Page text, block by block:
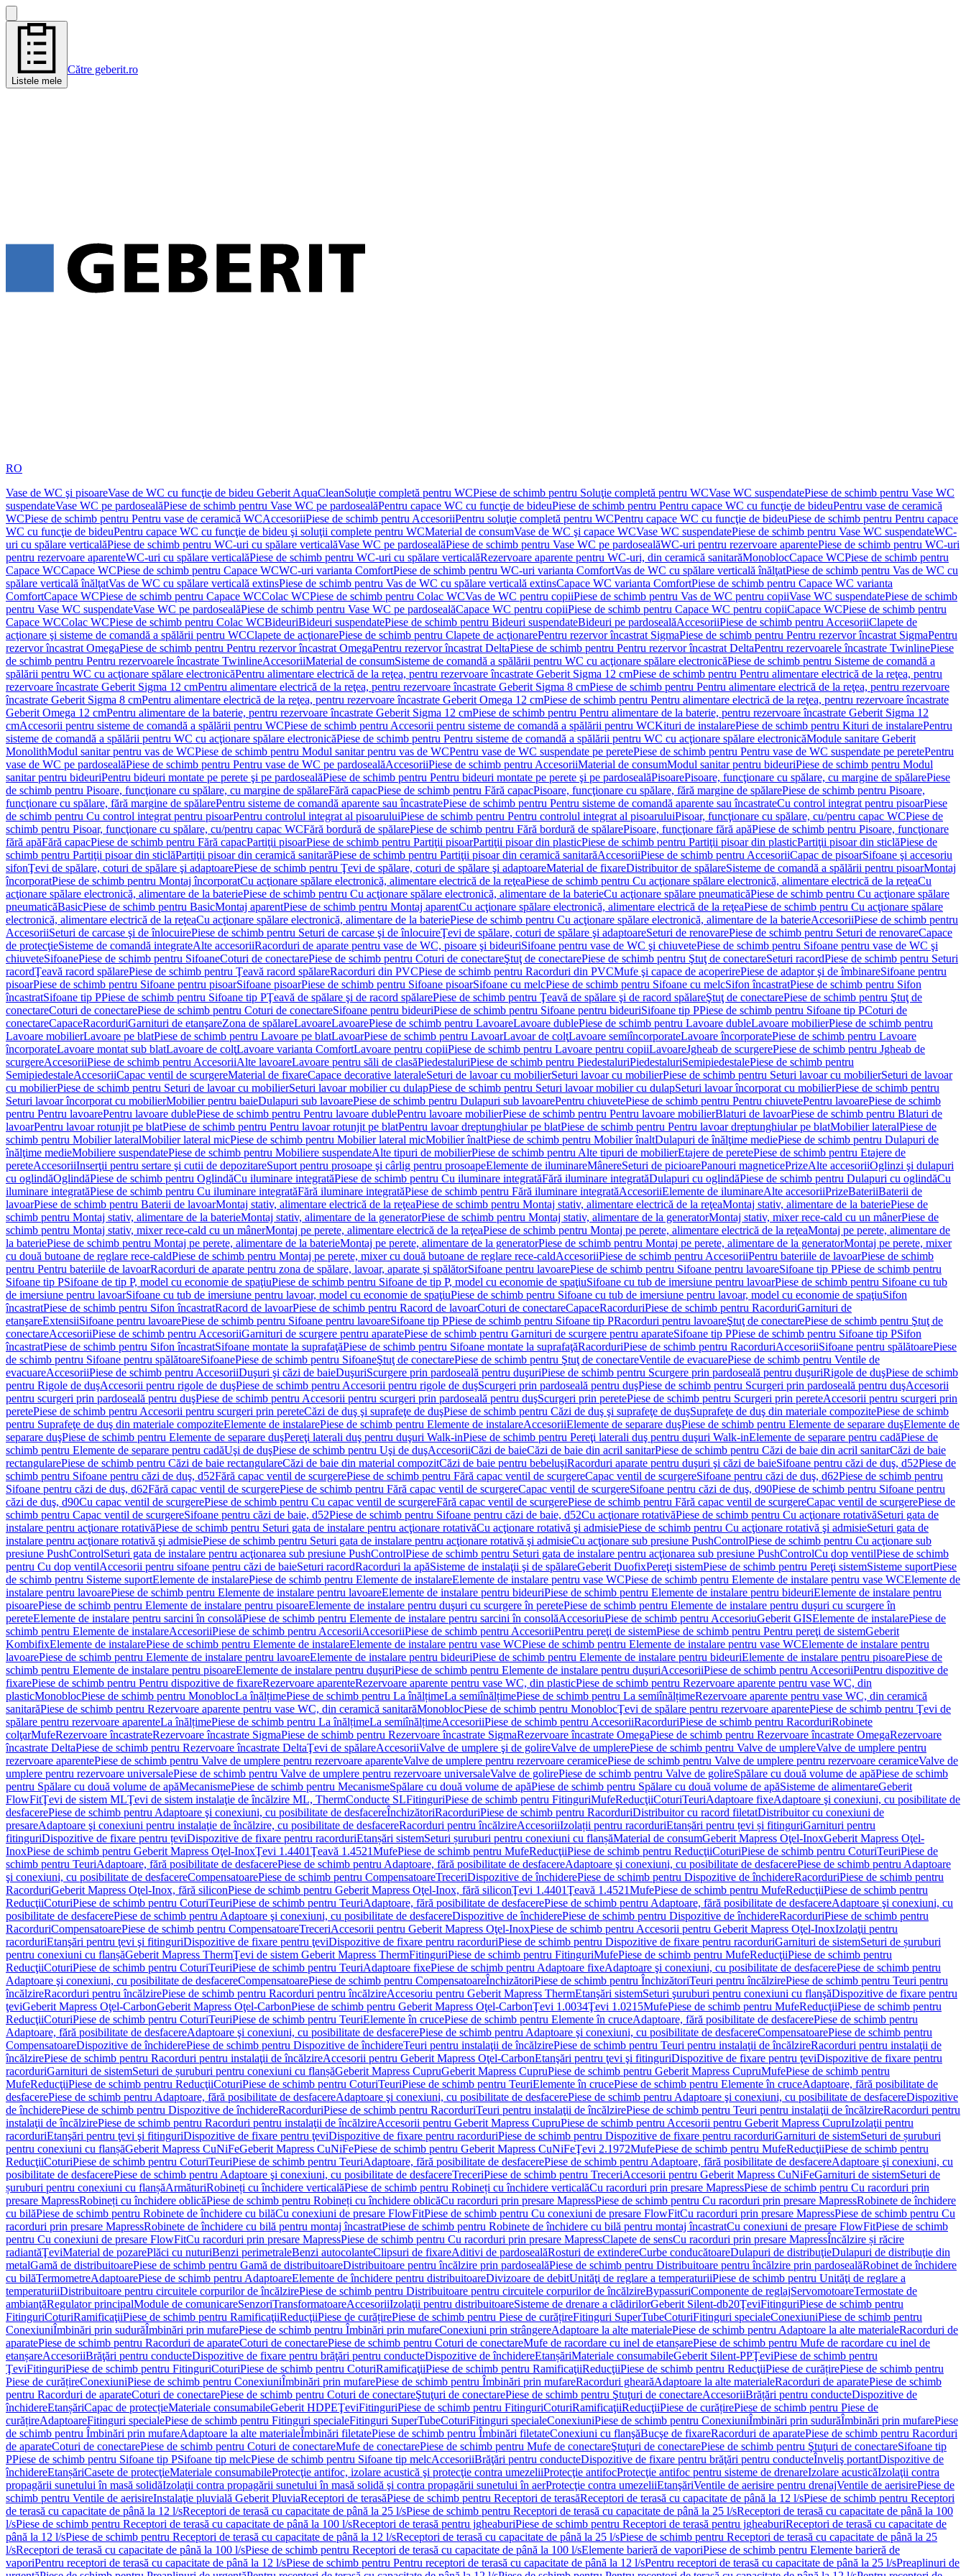
Listele mele
Către geberit.ro
RO
Vase de WC şi pisoareVase de WC cu funcţie de bideu Geberit AquaCleanSoluţie completă pentru WCPiese de schimb pentru Soluţie completă pentru WCVase WC suspendatePiese de schimb pentru Vase WC
suspendateVase WC pe pardosealăPiese de schimb pentru Vase WC pe pardosealăPentru capace WC cu funcţie de bideuPiese de schimb pentru Pentru capace WC cu funcţie de bideuPentru vase de ceramică
WCPiese de schimb pentru Pentru vase de ceramică WCAccesoriiPiese de schimb pentru AccesoriiPentru soluţie completă pentru WCPentru capace WC cu funcţie de bideuPiese de schimb pentru Pentru capace
WC cu funcţie de bideuPentru capace WC cu funcţie de bideu şi soluţii complete pentru WCMaterial de consumVase de WC şi capace WCVase WC suspendatePiese de schimb pentru Vase WC suspendateWC-
uri cu spălare verticalăPiese de schimb pentru WC-uri cu spălare verticalăVase WC pe pardosealăPiese de schimb pentru Vase WC pe pardosealăWC-uri pentru rezervoare aparentePiese de schimb pentru WC-uri
pentru rezervoare aparenteWC-uri cu spălare verticalăPiese de schimb pentru WC-uri cu spălare verticalăRezervoare aparente pentru WC-uri, din ceramică sanitarăMonoblocCapace WCPiese de schimb pentru
Capace WCCapace WCPiese de schimb pentru Capace WCWC-uri varianta ComfortPiese de schimb pentru WC-uri varianta ComfortVas de WC cu spălare verticală înălţatPiese de schimb pentru Vas de WC cu
spălare verticală înălţatVas de WC cu spălare verticală extinsPiese de schimb pentru Vas de WC cu spălare verticală extinsCapace WC varianta ComfortPiese de schimb pentru Capace WC varianta
ComfortCapace WCPiese de schimb pentru Capace WCColac WCPiese de schimb pentru Colac WCVas de WC pentru copiiPiese de schimb pentru Vas de WC pentru copiiVase WC suspendatePiese de schimb
pentru Vase WC suspendateVase WC pe pardosealăPiese de schimb pentru Vase WC pe pardosealăCapace WC pentru copiiPiese de schimb pentru Capace WC pentru copiiCapace WCPiese de schimb pentru
Capace WCColac WCPiese de schimb pentru Colac WCBideuriBideuri suspendatePiese de schimb pentru Bideuri suspendateBideuri pe pardosealăAccesoriiPiese de schimb pentru AccesoriiClapete de
acţionare şi sisteme de comandă a spălării pentru WCClapete de acţionarePiese de schimb pentru Clapete de acţionarePentru rezervor încastrat SigmaPiese de schimb pentru Pentru rezervor încastrat SigmaPentru
rezervor încastrat OmegaPiese de schimb pentru Pentru rezervor încastrat OmegaPentru rezervor încastrat DeltaPiese de schimb pentru Pentru rezervor încastrat DeltaPentru rezervoarele încastrate TwinlinePiese
de schimb pentru Pentru rezervoarele încastrate TwinlineAccesoriiMaterial de consumSisteme de comandă a spălării pentru WC cu acţionare spălare electronicăPiese de schimb pentru Sisteme de comandă a
spălării pentru WC cu acţionare spălare electronicăPentru alimentare electrică de la reţea, pentru rezervoare încastrate Geberit Sigma 12 cmPiese de schimb pentru Pentru alimentare electrică de la reţea, pentru
rezervoare încastrate Geberit Sigma 12 cmPentru alimentare electrică de la reţea, pentru rezervoare încastrate Geberit Sigma 8 cmPiese de schimb pentru Pentru alimentare electrică de la reţea, pentru rezervoare
încastrate Geberit Sigma 8 cmPentru alimentare electrică de la reţea, pentru rezervoare încastrate Geberit Omega 12 cmPiese de schimb pentru Pentru alimentare electrică de la reţea, pentru rezervoare încastrate
Geberit Omega 12 cmPentru alimentare de la baterie, pentru rezervoare încastrate Geberit Sigma 12 cmPiese de schimb pentru Pentru alimentare de la baterie, pentru rezervoare încastrate Geberit Sigma 12
cmAccesorii pentru sisteme de comandă a spălării pentru WCPiese de schimb pentru Accesorii pentru sisteme de comandă a spălării pentru WCKituri de instalarePiese de schimb pentru Kituri de instalarePentru
sisteme de comandă a spălării pentru WC cu acţionare spălare electronicăPiese de schimb pentru Pentru sisteme de comandă a spălării pentru WC cu acţionare spălare electronicăModule sanitare Geberit
MonolithModul sanitar pentru vas de WCPiese de schimb pentru Modul sanitar pentru vas de WCPentru vase de WC suspendate pe peretePiese de schimb pentru Pentru vase de WC suspendate pe peretePentru
vase de WC pe pardosealăPiese de schimb pentru Pentru vase de WC pe pardosealăAccesoriiPiese de schimb pentru AccesoriiMaterial de consumModul sanitar pentru bideuriPiese de schimb pentru Modul
sanitar pentru bideuriPentru bideuri montate pe perete şi pe pardosealăPiese de schimb pentru Pentru bideuri montate pe perete şi pe pardosealăPisoarePisoare, funcţionare cu spălare, cu margine de spălarePiese
de schimb pentru Pisoare, funcţionare cu spălare, cu margine de spălareFără capacPiese de schimb pentru Fără capacPisoare, funcţionare cu spălare, fără margine de spălarePiese de schimb pentru Pisoare,
funcţionare cu spălare, fără margine de spălarePentru sisteme de comandă aparente sau încastratePiese de schimb pentru Pentru sisteme de comandă aparente sau încastrateCu control integrat pentru pisoarPiese
de schimb pentru Cu control integrat pentru pisoarPentru controlul integrat al pisoaruluiPiese de schimb pentru Pentru controlul integrat al pisoaruluiPisoar, funcţionare cu spălare, cu/pentru capac WCPiese de
schimb pentru Pisoar, funcţionare cu spălare, cu/pentru capac WCFără bordură de spălarePiese de schimb pentru Fără bordură de spălarePisoare, funcţionare fără apăPiese de schimb pentru Pisoare, funcţionare
fără apăFără capacPiese de schimb pentru Fără capacPartiţii pisoarPiese de schimb pentru Partiţii pisoarPartiţii pisoar din plasticPiese de schimb pentru Partiţii pisoar din plasticPartiţii pisoar din sticlăPiese de
schimb pentru Partiţii pisoar din sticlăPartiţii pisoar din ceramică sanitarăPiese de schimb pentru Partiţii pisoar din ceramică sanitarăAccesoriiPiese de schimb pentru AccesoriiCapac de pisoarSifoane şi accesoriu
sifonŢevi de spălare, coturi de spălare şi adaptoarePiese de schimb pentru Ţevi de spălare, coturi de spălare şi adaptoareMaterial de fixareDistribuitor de spălareSisteme de comandă a spălării pentru pisoarMontaj
încorporatPiese de schimb pentru Montaj încorporatCu acţionare spălare electronică, alimentare electrică de la reţeaPiese de schimb pentru Cu acţionare spălare electronică, alimentare electrică de la reţeaCu
acţionare spălare electronică, alimentare de la bateriePiese de schimb pentru Cu acţionare spălare electronică, alimentare de la baterieCu acţionare spălare pneumaticăPiese de schimb pentru Cu acţionare spălare
pneumaticăBasicPiese de schimb pentru BasicMontaj aparentPiese de schimb pentru Montaj aparentCu acţionare spălare electronică, alimentare electrică de la reţeaPiese de schimb pentru Cu acţionare spălare
electronică, alimentare electrică de la reţeaCu acţionare spălare electronică, alimentare de la bateriePiese de schimb pentru Cu acţionare spălare electronică, alimentare de la baterieAccesoriiPiese de schimb pentru
AccesoriiSeturi de carcase şi de înlocuirePiese de schimb pentru Seturi de carcase şi de înlocuireŢevi de spălare, coturi de spălare şi adaptoareSeturi de renovarePiese de schimb pentru Seturi de renovareCapace
de protecţieSisteme de comandă integrateAlte accesoriiRacorduri de aparate pentru vase de WC, pisoare şi bideuriSifoane pentru vase de WC şi chiuvetePiese de schimb pentru Sifoane pentru vase de WC şi
chiuveteSifoanePiese de schimb pentru SifoaneCoturi de conectarePiese de schimb pentru Coturi de conectareŞtuţ de conectarePiese de schimb pentru Ştuţ de conectareSeturi racordPiese de schimb pentru Seturi
racordŢeavă racord spălarePiese de schimb pentru Ţeavă racord spălareRacorduri din PVCPiese de schimb pentru Racorduri din PVCMufe şi capace de acoperirePiese de adaptor şi de îmbinareSifoane pentru
pisoarPiese de schimb pentru Sifoane pentru pisoarSifoane pisoarPiese de schimb pentru Sifoane pisoarSifoane cu melcPiese de schimb pentru Sifoane cu melcSifon încastratPiese de schimb pentru Sifon
încastratSifoane tip PPiese de schimb pentru Sifoane tip PŢeavă de spălare şi de racord spălarePiese de schimb pentru Ţeavă de spălare şi de racord spălareŞtuţ de conectarePiese de schimb pentru Ştuţ de
conectareCoturi de conectarePiese de schimb pentru Coturi de conectareSifoane pentru bideuriPiese de schimb pentru Sifoane pentru bideuriSifoane tip PPiese de schimb pentru Sifoane tip PCoturi de
conectareCapaceRacorduriGarnituri de etanşareZona de spălareLavoareLavoarePiese de schimb pentru LavoareLavoare dublePiese de schimb pentru Lavoare dubleLavoare mobilierPiese de schimb pentru
Lavoare mobilierLavoare pe blatPiese de schimb pentru Lavoare pe blatLavoarPiese de schimb pentru LavoarLavoar de colţLavoare semiîncorporateLavoare încorporatePiese de schimb pentru Lavoare
încorporateLavoare montat sub blatLavoare de colţLavoare varianta ComfortLavoare pentru copiiPiese de schimb pentru Lavoare pentru copiiLavoareJgheab de scurgerePiese de schimb pentru Jgheab de
scurgereAccesoriiPiese de schimb pentru AccesoriiAlte lavoareLavoare pentru săli de clasăPiedestaluriPiese de schimb pentru PiedestaluriPiedestaluriSemipiedestalePiese de schimb pentru
SemipiedestaleAccesoriiCapac ventil de scurgereMaterial de fixareCapace decorative lateraleSeturi de lavoar cu mobilierSeturi lavoar cu mobilierPiese de schimb pentru Seturi lavoar cu mobilierSeturi de lavoar
cu mobilierPiese de schimb pentru Seturi de lavoar cu mobilierSeturi lavoar mobilier cu dulapPiese de schimb pentru Seturi lavoar mobilier cu dulapSeturi lavoar încorporat cu mobilierPiese de schimb pentru
Seturi lavoar încorporat cu mobilierMobilier pentru baieDulapuri sub lavoarePiese de schimb pentru Dulapuri sub lavoarePentru chiuvetePiese de schimb pentru Pentru chiuvetePentru lavoarePiese de schimb
pentru Pentru lavoarePentru lavoare dublePiese de schimb pentru Pentru lavoare dublePentru lavoare mobilierPiese de schimb pentru Pentru lavoare mobilierBlaturi de lavoarPiese de schimb pentru Blaturi de
lavoarPentru lavoar rotunjit pe blatPiese de schimb pentru Pentru lavoar rotunjit pe blatPentru lavoar dreptunghiular pe blatPiese de schimb pentru Pentru lavoar dreptunghiular pe blatMobilier lateralPiese de
schimb pentru Mobilier lateralMobilier lateral micPiese de schimb pentru Mobilier lateral micMobilier înaltPiese de schimb pentru Mobilier înaltDulapuri de înălţime mediePiese de schimb pentru Dulapuri de
înălţime medieMobiliere suspendatePiese de schimb pentru Mobiliere suspendateAlte tipuri de mobilierPiese de schimb pentru Alte tipuri de mobilierEtajere de peretePiese de schimb pentru Etajere de
pereteAccesoriiInserţii pentru sertare şi cutii de depozitareSuport pentru prosoape şi cârlig pentru prosoapeElemente de iluminareMânereSeturi de picioarePanouri magneticePrizeAlte accesoriiOglinzi şi dulapuri
cu oglindăOglindăPiese de schimb pentru OglindăCu iluminare integratăPiese de schimb pentru Cu iluminare integratăFără iluminare integratăDulapuri cu oglindăPiese de schimb pentru Dulapuri cu oglindăCu
iluminare integratăPiese de schimb pentru Cu iluminare integratăFără iluminare integratăPiese de schimb pentru Fără iluminare integratăAccesoriiElemente de iluminareAlte accesoriiPrizeBateriiBaterii de
lavoarPiese de schimb pentru Baterii de lavoarMontaj stativ, alimentare electrică de la reţeaPiese de schimb pentru Montaj stativ, alimentare electrică de la reţeaMontaj stativ, alimentare de la bateriePiese de
schimb pentru Montaj stativ, alimentare de la baterieMontaj stativ, alimentare de la generatorPiese de schimb pentru Montaj stativ, alimentare de la generatorMontaj stativ, mixer rece-cald cu un mânerPiese de
schimb pentru Montaj stativ, mixer rece-cald cu un mânerMontaj pe perete, alimentare electrică de la reţeaPiese de schimb pentru Montaj pe perete, alimentare electrică de la reţeaMontaj pe perete, alimentare de
la bateriePiese de schimb pentru Montaj pe perete, alimentare de la baterieMontaj pe perete, alimentare de la generatorPiese de schimb pentru Montaj pe perete, alimentare de la generatorMontaj pe perete, mixer
cu două butoane de reglare rece-caldPiese de schimb pentru Montaj pe perete, mixer cu două butoane de reglare rece-caldAccesoriiPiese de schimb pentru AccesoriiPentru bateriile de lavoarPiese de schimb
pentru Pentru bateriile de lavoarRacorduri de aparate pentru zona de spălare, lavoar, aparate şi spălătorSifoane pentru lavoarePiese de schimb pentru Sifoane pentru lavoareSifoane tip PPiese de schimb pentru
Sifoane tip PSifoane de tip P, model cu economie de spaţiuPiese de schimb pentru Sifoane de tip P, model cu economie de spaţiuSifoane cu tub de imersiune pentru lavoarPiese de schimb pentru Sifoane cu tub
de imersiune pentru lavoarSifoane cu tub de imersiune pentru lavoar, model cu economie de spaţiuPiese de schimb pentru Sifoane cu tub de imersiune pentru lavoar, model cu economie de spaţiuSifon
încastratPiese de schimb pentru Sifon încastratRacord de lavoarPiese de schimb pentru Racord de lavoarCoturi de conectareCapaceRacorduriPiese de schimb pentru RacorduriGarnituri de
etanşareExtensiiSifoane pentru lavoarePiese de schimb pentru Sifoane pentru lavoareSifoane tip PPiese de schimb pentru Sifoane tip PRacorduri pentru lavoareŞtuţ de conectarePiese de schimb pentru Ştuţ de
conectareAccesoriiPiese de schimb pentru AccesoriiGarnituri de scurgere pentru aparatePiese de schimb pentru Garnituri de scurgere pentru aparateSifoane tip PPiese de schimb pentru Sifoane tip PSifon
încastratPiese de schimb pentru Sifon încastratSifoane montate la suprafaţăPiese de schimb pentru Sifoane montate la suprafaţăRacorduriPiese de schimb pentru RacorduriAccesoriiSifoane pentru spălătoarePiese
de schimb pentru Sifoane pentru spălătoareSifoanePiese de schimb pentru SifoaneŞtuţ de conectarePiese de schimb pentru Ştuţ de conectareVentile de evacuarePiese de schimb pentru Ventile de
evacuareAccesoriiPiese de schimb pentru AccesoriiDuşuri şi căzi de baieDuşuriScurgere prin pardoseală pentru duşuriPiese de schimb pentru Scurgere prin pardoseală pentru duşuriRigole de duşPiese de schimb
pentru Rigole de duşAccesorii pentru rigole de duşPiese de schimb pentru Accesorii pentru rigole de duşScurgeri prin pardoseală pentru duşPiese de schimb pentru Scurgeri prin pardoseală pentru duşAccesorii
pentru scurgeri prin pardoseală pentru duşPiese de schimb pentru Accesorii pentru scurgeri prin pardoseală pentru duşScurgeri prin peretePiese de schimb pentru Scurgeri prin pereteAccesorii pentru scurgeri prin
peretePiese de schimb pentru Accesorii pentru scurgeri prin pereteCăzi de duş şi suprafeţe de duşPiese de schimb pentru Căzi de duş şi suprafeţe de duşSuprafeţe de duş din materiale compozitePiese de schimb
pentru Suprafeţe de duş din materiale compoziteElemente de instalarePiese de schimb pentru Elemente de instalareAccesoriiElemente de separare duşPiese de schimb pentru Elemente de separare duşElemente de
separare duşPiese de schimb pentru Elemente de separare duşPereţi laterali duş pentru duşuri Walk-inPiese de schimb pentru Pereţi laterali duş pentru duşuri Walk-inElemente de separare pentru cadăPiese de
schimb pentru Elemente de separare pentru cadăUşi de duşPiese de schimb pentru Uşi de duşAccesoriiCăzi de baieCăzi de baie din acril sanitarPiese de schimb pentru Căzi de baie din acril sanitarCăzi de baie
rectangularePiese de schimb pentru Căzi de baie rectangulareCăzi de baie din material compozitCăzi de baie pentru bebeluşiRacorduri aparate pentru duşuri şi căzi de baieSifoane pentru căzi de duş, d52Piese de
schimb pentru Sifoane pentru căzi de duş, d52Fără capac ventil de scurgerePiese de schimb pentru Fără capac ventil de scurgereCapac ventil de scurgereSifoane pentru căzi de duş, d62Piese de schimb pentru
Sifoane pentru căzi de duş, d62Fără capac ventil de scurgerePiese de schimb pentru Fără capac ventil de scurgereCapac ventil de scurgereSifoane pentru căzi de duş, d90Piese de schimb pentru Sifoane pentru
căzi de duş, d90Cu capac ventil de scurgerePiese de schimb pentru Cu capac ventil de scurgereFără capac ventil de scurgerePiese de schimb pentru Fără capac ventil de scurgereCapac ventil de scurgerePiese de
schimb pentru Capac ventil de scurgereSifoane pentru căzi de baie, d52Piese de schimb pentru Sifoane pentru căzi de baie, d52Cu acţionare rotativăPiese de schimb pentru Cu acţionare rotativăSeturi gata de
instalare pentru acţionare rotativăPiese de schimb pentru Seturi gata de instalare pentru acţionare rotativăCu acţionare rotativă şi admisiePiese de schimb pentru Cu acţionare rotativă şi admisieSeturi gata de
instalare pentru acţionare rotativă şi admisiePiese de schimb pentru Seturi gata de instalare pentru acţionare rotativă şi admisieCu acţionare sub presiune PushControlPiese de schimb pentru Cu acţionare sub
presiune PushControlSeturi gata de instalare pentru acţionarea sub presiune PushControlPiese de schimb pentru Seturi gata de instalare pentru acţionarea sub presiune PushControlCu dop ventilPiese de schimb
pentru Cu dop ventilAccesorii pentru sifoane pentru căzi de baieSeturi racordRacorduri la apăSisteme de instalaţii şi de spălareGeberit DuofixPereţi sistemPiese de schimb pentru Pereţi sistemSisteme suportPiese
de schimb pentru Sisteme suportElemente de instalarePiese de schimb pentru Elemente de instalareElemente de instalare pentru vase WCPiese de schimb pentru Elemente de instalare pentru vase WCElemente de
instalare pentru lavoarePiese de schimb pentru Elemente de instalare pentru lavoareElemente de instalare pentru bideuriPiese de schimb pentru Elemente de instalare pentru bideuriElemente de instalare pentru
pisoarePiese de schimb pentru Elemente de instalare pentru pisoareElemente de instalare pentru duşuri cu scurgere în peretePiese de schimb pentru Elemente de instalare pentru duşuri cu scurgere în
pereteElemente de instalare pentru sarcini în consolăPiese de schimb pentru Elemente de instalare pentru sarcini în consolăAccesoriuPiese de schimb pentru AccesoriuGeberit GISElemente de instalarePiese de
schimb pentru Elemente de instalareAccesoriiPiese de schimb pentru AccesoriiAccesoriiPiese de schimb pentru AccesoriiPentru pereţi de sistemPiese de schimb pentru Pentru pereţi de sistemGeberit
KombifixElemente de instalarePiese de schimb pentru Elemente de instalareElemente de instalare pentru vase WCPiese de schimb pentru Elemente de instalare pentru vase WCElemente de instalare pentru
lavoarePiese de schimb pentru Elemente de instalare pentru lavoareElemente de instalare pentru bideuriPiese de schimb pentru Elemente de instalare pentru bideuriElemente de instalare pentru pisoarePiese de
schimb pentru Elemente de instalare pentru pisoareElemente de instalare pentru duşuriPiese de schimb pentru Elemente de instalare pentru duşuriAccesoriiPiese de schimb pentru AccesoriiPentru dispozitive de
fixarePiese de schimb pentru Pentru dispozitive de fixareRezervoare aparenteRezervoare aparente pentru vase WC, din plasticPiese de schimb pentru Rezervoare aparente pentru vase WC, din
plasticMonoblocPiese de schimb pentru MonoblocLa înălțimePiese de schimb pentru La înălțimeLa semiînălțimePiese de schimb pentru La semiînălțimeRezervoare aparente pentru vase WC, din ceramică
sanitarăPiese de schimb pentru Rezervoare aparente pentru vase WC, din ceramică sanitarăMonoblocPiese de schimb pentru MonoblocŢevi de spălare pentru rezervoare aparentePiese de schimb pentru Ţevi de
spălare pentru rezervoare aparenteLa înălțimePiese de schimb pentru La înălțimeLa semiînălțimeAccesoriiPiese de schimb pentru AccesoriiRacorduriPiese de schimb pentru RacorduriRobinete
colţarMufeRezervoare încastrateRezervoare încastrate SigmaPiese de schimb pentru Rezervoare încastrate SigmaRezervoare încastrate OmegaPiese de schimb pentru Rezervoare încastrate OmegaRezervoare
încastrate DeltaPiese de schimb pentru Rezervoare încastrate DeltaŢevi de spălareAccesoriiValve de umplere şi de golireValve de umplerePiese de schimb pentru Valve de umplereValve de umplere pentru
rezervoare aparentePiese de schimb pentru Valve de umplere pentru rezervoare aparenteValve de umplere pentru rezervoare ceramicePiese de schimb pentru Valve de umplere pentru rezervoare ceramiceValve de
umplere pentru rezervoare universalePiese de schimb pentru Valve de umplere pentru rezervoare universaleValve de golirePiese de schimb pentru Valve de golireSpălare cu două volume de apăPiese de schimb
pentru Spălare cu două volume de apăMecanismePiese de schimb pentru MecanismeSpălare cu două volume de apăPiese de schimb pentru Spălare cu două volume de apăSisteme de alimentareGeberit
FlowFitŢevi de sistem MLŢevi de sistem instalaţie de încălzire ML, ThermConducte SLFitinguriPiese de schimb pentru FitinguriMufeReducţiiCoturiTeuriAdaptoare fixeAdaptoare şi conexiuni, cu posibilitate de
desfacerePiese de schimb pentru Adaptoare şi conexiuni, cu posibilitate de desfacereÎnchizătoriRacorduriPiese de schimb pentru RacorduriDistribuitor cu racord filetatDistribuitor cu conexiuni de
presareAdaptoare şi conexiuni pentru instalaţie de încălzire, cu posibilitate de desfacereRacorduri pentru încălzireAccesoriiIzolații pentru racorduriEtanșări pentru țevi și fitinguriGarnituri pentru
fitinguriDispozitive de fixare pentru țeviDispozitive de fixare pentru racorduriEtanșări sistemSeturi șuruburi pentru conexiuni cu flanșăMaterial de consumGeberit Mapress Oţel-InoxGeberit Mapress Oţel-
InoxPiese de schimb pentru Geberit Mapress Oţel-InoxŢevi 1.4401Ţeavă 1.4521MufePiese de schimb pentru MufeReducţiiPiese de schimb pentru ReducţiiCoturiPiese de schimb pentru CoturiTeuriPiese de
schimb pentru TeuriAdaptoare, fără posibilitate de desfacerePiese de schimb pentru Adaptoare, fără posibilitate de desfacereAdaptoare şi conexiuni, cu posibilitate de desfacerePiese de schimb pentru Adaptoare
şi conexiuni, cu posibilitate de desfacereCompensatoarePiese de schimb pentru CompensatoareTreceriDispozitive de închiderePiese de schimb pentru Dispozitive de închidereRacorduriPiese de schimb pentru
RacorduriGeberit Mapress Oţel-Inox, fără siliconPiese de schimb pentru Geberit Mapress Oţel-Inox, fără siliconŢevi 1.4401Ţeavă 1.4521MufePiese de schimb pentru MufeReducţiiPiese de schimb pentru
ReducţiiCoturiPiese de schimb pentru CoturiTeuriPiese de schimb pentru TeuriAdaptoare, fără posibilitate de desfacerePiese de schimb pentru Adaptoare, fără posibilitate de desfacereAdaptoare şi conexiuni, cu
posibilitate de desfacerePiese de schimb pentru Adaptoare şi conexiuni, cu posibilitate de desfacereDispozitive de închiderePiese de schimb pentru Dispozitive de închidereRacorduriPiese de schimb pentru
RacorduriCompensatoarePiese de schimb pentru CompensatoareTreceriAccesorii pentru Geberit Mapress Oţel-InoxPiese de schimb pentru Accesorii pentru Geberit Mapress Oţel-InoxIzolaţii pentru
racorduriEtanşări pentru ţevi şi fitinguriDispozitive de fixare pentru ţeviDispozitive de fixare pentru racorduriPiese de schimb pentru Dispozitive de fixare pentru racorduriGarnituri de sistemSeturi de șuruburi
pentru conexiuni cu flanșăGeberit Mapress ThermŢevi de sistem Geberit Mapress ThermFitinguriPiese de schimb pentru FitinguriMufePiese de schimb pentru MufeReducţiiPiese de schimb pentru
ReducţiiCoturiPiese de schimb pentru CoturiTeuriPiese de schimb pentru TeuriAdaptoare fixePiese de schimb pentru Adaptoare fixeAdaptoare şi conexiuni, cu posibilitate de desfacerePiese de schimb pentru
Adaptoare şi conexiuni, cu posibilitate de desfacereCompensatoarePiese de schimb pentru CompensatoareÎnchizătoriPiese de schimb pentru ÎnchizătoriTeuri pentru încălzirePiese de schimb pentru Teuri pentru
încălzireRacorduri pentru încălzirePiese de schimb pentru Racorduri pentru încălzireAccesoriu pentru Geberit Mapress ThermEtanşări sistemSeturi şuruburi pentru conexiuni cu flanşăDispozitive de fixare pentru
ţeviGeberit Mapress Oţel-CarbonGeberit Mapress Oţel-CarbonPiese de schimb pentru Geberit Mapress Oţel-CarbonŢevi 1.0034Ţevi 1.0215MufePiese de schimb pentru MufeReducţiiPiese de schimb pentru
ReducţiiCoturiPiese de schimb pentru CoturiTeuriPiese de schimb pentru TeuriElemente în crucePiese de schimb pentru Elemente în cruceAdaptoare, fără posibilitate de desfacerePiese de schimb pentru
Adaptoare, fără posibilitate de desfacereAdaptoare şi conexiuni, cu posibilitate de desfacerePiese de schimb pentru Adaptoare şi conexiuni, cu posibilitate de desfacereCompensatoarePiese de schimb pentru
CompensatoareDispozitive de închiderePiese de schimb pentru Dispozitive de închidereTeuri pentru instalaţii de încălzirePiese de schimb pentru Teuri pentru instalaţii de încălzireRacorduri pentru instalaţii de
încălzirePiese de schimb pentru Racorduri pentru instalaţii de încălzireAccesorii pentru Geberit Mapress Oţel-CarbonEtanşări pentru ţevi şi fitinguriDispozitive de fixare pentru ţeviDispozitive de fixare pentru
racorduriGarnituri de sistemSeturi de șuruburi pentru conexiuni cu flanșăGeberit Mapress CupruGeberit Mapress CupruPiese de schimb pentru Geberit Mapress CupruMufePiese de schimb pentru
MufeReducţiiPiese de schimb pentru ReducţiiCoturiPiese de schimb pentru CoturiTeuriPiese de schimb pentru TeuriElemente în crucePiese de schimb pentru Elemente în cruceAdaptoare, fără posibilitate de
desfacerePiese de schimb pentru Adaptoare, fără posibilitate de desfacereAdaptoare şi conexiuni, cu posibilitate de desfacerePiese de schimb pentru Adaptoare şi conexiuni, cu posibilitate de desfacereDispozitive
de închiderePiese de schimb pentru Dispozitive de închidereRacorduriPiese de schimb pentru RacorduriTeuri pentru instalaţii de încălzirePiese de schimb pentru Teuri pentru instalaţii de încălzireRacorduri pentru
instalaţii de încălzirePiese de schimb pentru Racorduri pentru instalaţii de încălzireAccesorii pentru Geberit Mapress CupruPiese de schimb pentru Accesorii pentru Geberit Mapress CupruIzolaţii pentru
racorduriEtanşări pentru ţevi şi fitinguriDispozitive de fixare pentru ţeviDispozitive de fixare pentru racorduriPiese de schimb pentru Dispozitive de fixare pentru racorduriGarnituri de sistemSeturi de șuruburi
pentru conexiuni cu flanșăGeberit Mapress CuNiFeGeberit Mapress CuNiFePiese de schimb pentru Geberit Mapress CuNiFeŢevi 2.1972MufePiese de schimb pentru MufeReducţiiPiese de schimb pentru
ReducţiiCoturiPiese de schimb pentru CoturiTeuriPiese de schimb pentru TeuriAdaptoare, fără posibilitate de desfacerePiese de schimb pentru Adaptoare, fără posibilitate de desfacereAdaptoare şi conexiuni, cu
posibilitate de desfacerePiese de schimb pentru Adaptoare şi conexiuni, cu posibilitate de desfacereTreceriPiese de schimb pentru TreceriAccesorii pentru Geberit Mapress CuNiFeGarnituri de sistemSeturi de
șuruburi pentru conexiuni cu flanșăArmăturiRobineți cu închidere verticalăPiese de schimb pentru Robineți cu închidere verticalăCu racorduri prin presare MapressPiese de schimb pentru Cu racorduri prin
presare MapressRobineți cu închidere oblicăPiese de schimb pentru Robineți cu închidere oblicăCu racorduri prin presare MapressPiese de schimb pentru Cu racorduri prin presare MapressRobinete de închidere
cu bilăPiese de schimb pentru Robinete de închidere cu bilăCu conexiuni de presare FlowFitPiese de schimb pentru Cu conexiuni de presare FlowFitCu racorduri prin presare MapressPiese de schimb pentru Cu
racorduri prin presare MapressRobinete de închidere cu bilă pentru montaj încastratPiese de schimb pentru Robinete de închidere cu bilă pentru montaj încastratCu conexiuni de presare FlowFitPiese de schimb
pentru Cu conexiuni de presare FlowFitCu racorduri prin presare MapressPiese de schimb pentru Cu racorduri prin presare MapressClapete de sensCu racorduri prin presare MapressÎncălzire și răcire
radiantăŢeviMaterial de pozarePlăci cu nuturiBenzi perimetraleBenzi autocolanteClipsuri de fixareAditivi de pardosealăRosturi de extindereCurbe conducătoareDulapuri de distribuţieDulapuri de distribuţie din
metalGamă de distribuitoarePiese de schimb pentru Gamă de distribuitoareDistribuitoare pentru încălzire prin pardosealăPiese de schimb pentru Distribuitoare pentru încălzire prin pardosealăRobinet de închidere
cu bilăTermometreAdaptoarePiese de schimb pentru AdaptoareElemente de închidere pentru distribuitoareDivizoare de debitUnităţi de reglare a temperaturiiPiese de schimb pentru Unităţi de reglare a
temperaturiiDistribuitoare pentru circuitele corpurilor de încălzirePiese de schimb pentru Distribuitoare pentru circuitele corpurilor de încălzireBypassuriComponente de reglajServomotoareTermostate de
ambianţăRegulator principalModule de comunicareSenzoriTransformatoareAccesoriiIzolaţii pentru distribuitoareSisteme de drenare a clădirilorGeberit Silent-db20ŢeviFitinguriPiese de schimb pentru
FitinguriCoturiRamificaţiiPiese de schimb pentru RamificaţiiReducţiiPiese de curățirePiese de schimb pentru Piese de curățireFitinguri SuperTubeCoturiFitinguri specialeConexiuniPiese de schimb pentru
ConexiuniÎmbinări prin sudurăÎmbinări prin mufarePiese de schimb pentru Îmbinări prin mufareConexiuni prin strângereAdaptoare la alte materialePiese de schimb pentru Adaptoare la alte materialeRacorduri de
aparatePiese de schimb pentru Racorduri de aparateCoturi de conectarePiese de schimb pentru Coturi de conectareMufe de racordare cu inel de etanșarePiese de schimb pentru Mufe de racordare cu inel de
etanșareAccesoriiBrăţări pentru conducteDispozitive de fixare pentru brăţări pentru conducteDispozitive de închidereEtanșăriMateriale consumabileGeberit Silent-PPŢeviPiese de schimb pentru
ŢeviFitinguriPiese de schimb pentru FitinguriCoturiPiese de schimb pentru CoturiRamificaţiiPiese de schimb pentru RamificaţiiReducţiiPiese de schimb pentru ReducţiiPiese de curățirePiese de schimb pentru
Piese de curățireConexiuniPiese de schimb pentru ConexiuniÎmbinări prin mufarePiese de schimb pentru Îmbinări prin mufareRacorduri ghearăAdaptoare la alte materialeRacorduri de aparatePiese de schimb
pentru Racorduri de aparateCoturi de conectarePiese de schimb pentru Coturi de conectareŞtuţuri de conectarePiese de schimb pentru Ştuţuri de conectareAccesoriiBrățări pentru conducteDispozitive de
închidereEtanșăriCapac de protecțieMateriale consumabileGeberit HDPEŢeviFitinguriPiese de schimb pentru FitinguriCoturiRamificaţiiReducţiiPiese de curățirePiese de schimb pentru Piese de
curățireAdaptoareFitinguri specialePiese de schimb pentru Fitinguri specialeFitinguri SuperTubeCoturiFitinguri specialeConexiuniPiese de schimb pentru ConexiuniÎmbinări prin sudurăÎmbinări prin mufarePiese
de schimb pentru Îmbinări prin mufareAdaptoare la alte materialeÎmbinări filetatePiese de schimb pentru Îmbinări filetateConexiuni cu flanşăBucşe de fixareRacorduri de aparatePiese de schimb pentru Racorduri
de aparateCoturi de conectarePiese de schimb pentru Coturi de conectareMufe de conectarePiese de schimb pentru Mufe de conectareŞtuţuri de conectarePiese de schimb pentru Ştuţuri de conectareSifoane tip
PPiese de schimb pentru Sifoane tip PSifoane tip melcPiese de schimb pentru Sifoane tip melcAccesoriiBrăţări pentru conducteDispozitive de fixare pentru brăţări pentru conducteÎnveliş portantDispozitive de
închidereEtanșăriCasete de protecţieMateriale consumabileProtecţie antifoc, izolare acustică şi protecţie contra umezeliiProtecţie antifocProtecţie antifoc pentru sisteme de drenareIzolare acusticăIzolaţii contra
propagării sunetului în masă solidăIzolaţii contra propagării sunetului în masă solidă şi contra propagării sunetului în aerProtecţie contra umezeliiEtanşăriVentile de aerisire pentru drenajVentile de aerisirePiese de
schimb pentru Ventile de aerisireInstalaţie pluvială Geberit PluviaReceptori de terasăPiese de schimb pentru Receptori de terasăReceptori de terasă cu capacitate de până la 12 l/sPiese de schimb pentru Receptori
de terasă cu capacitate de până la 12 l/sReceptori de terasă cu capacitate de până la 25 l/sPiese de schimb pentru Receptori de terasă cu capacitate de până la 25 l/sReceptori de terasă cu capacitate de până la 100
l/sPiese de schimb pentru Receptori de terasă cu capacitate de până la 100 l/sReceptori de terasă pentru jgheaburiPiese de schimb pentru Receptori de terasă pentru jgheaburiReceptori de terasă cu capacitate de
până la 12 l/sPiese de schimb pentru Receptori de terasă cu capacitate de până la 12 l/sReceptori de terasă cu capacitate de până la 25 l/sPiese de schimb pentru Receptori de terasă cu capacitate de până la 25
l/sReceptori de terasă cu capacitate de până la 100 l/sPiese de schimb pentru Receptori de terasă cu capacitate de până la 100 l/sElemente barieră de vaporiPiese de schimb pentru Elemente barieră de
vaporiPentru receptori de terasă cu capacitate de până la 12 l/sPiese de schimb pentru Pentru receptori de terasă cu capacitate de până la 12 l/sPentru receptori de terasă cu capacitate de până la 25 l/sPreaplinuri de